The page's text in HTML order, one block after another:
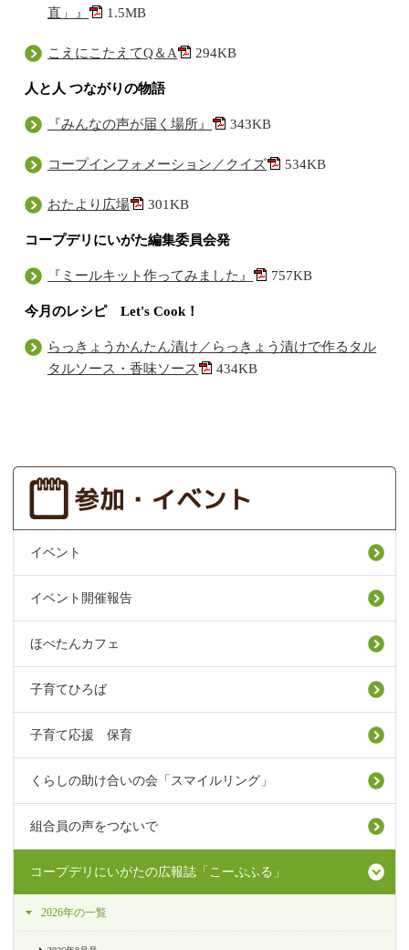
直」』
1.5MB
こえにこたえてQ＆A 294KB
人と人 つながりの物語
『みんなの声が届く場所』 343KB
コープインフォメーション／クイズ 534KB
おたより広場 301KB
コープデリにいがた編集委員会発
『ミールキット作ってみました』 757KB
今月のレシピ Let's Cook！
らっきょうかんたん漬け／らっきょう漬けで作るタル
タルソース・香味ソース
434KB
イベント
イベント開催報告
ほぺたんカフェ
子育てひろば
子育て応援 保育
くらしの助け合いの会「スマイルリング」
組合員の声をつないで
コープデリにいがたの広報誌「こーぷふる」
2026年の一覧